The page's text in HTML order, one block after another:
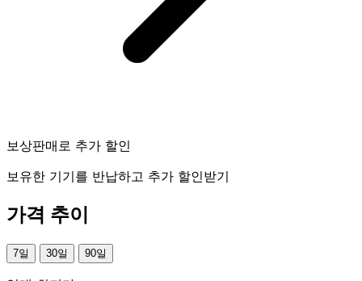
보상판매로 추가 할인
보유한 기기를 반납하고 추가 할인받기
가격 추이
7일 30일 90일